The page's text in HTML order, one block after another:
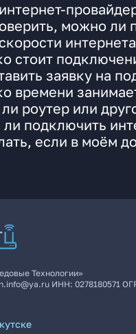
можно ли
стоит
заявку на
времени
роутер или
подключить
если в моём
Технологии»
ИНН: 0278180571